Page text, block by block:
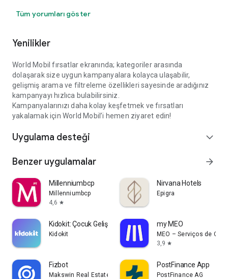
Tüm yorumları göster
Yenilikler
World Mobil fırsatlar ekranında; kategoriler arasında
dolaşarak size uygun kampanyalara kolayca ulaşabilir,
gelişmiş arama ve filtreleme özellikleri sayesinde aradığınız
kampanyayı hızlıca bulabilirsiniz.
Kampanyalarınızı daha kolay keşfetmek ve fırsatları
yakalamak için World Mobil’i hemen ziyaret edin!
Uygulama desteği expand_more
Benzer uygulamalar arrow_forward
Millenniumbcp
Millenniumbcp
4,6 star
Nirvana Hotels
Epigra
Kidokit: Çocuk Gelişimi
Kidokit
my MEO
MEO – Serviços de
3,9 star
Fizbot
Makswin Real Estate Technologies
PostFinance App
PostFinance AG